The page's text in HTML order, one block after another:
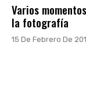
Varios
la fotografía
15 De Febrero De